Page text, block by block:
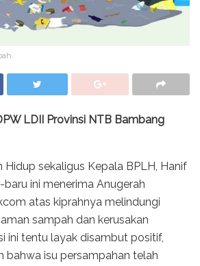
LDII Provinsi NTB Bambang
Hidup sekaligus Kepala BPLH, Hanif
baru ini menerima Anugerah
atas kiprahnya melindungi
sampah dan kerusakan
ini tentu layak disambut positif,
bahwa isu persampahan telah